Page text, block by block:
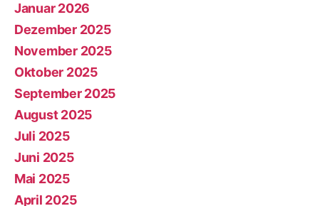
Januar 2026
Dezember 2025
November 2025
Oktober 2025
September 2025
August 2025
Juli 2025
Juni 2025
Mai 2025
April 2025